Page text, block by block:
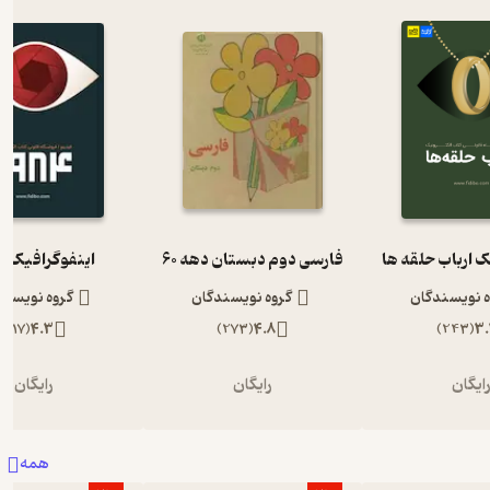
ارباب حلقه ها
نویسندگان
(
243
)
رایگان
فارسی دوم دبستان دهه 60
گروه نویسندگان
4.8
(
273
)
رایگان
اینفوگرافیک 1984
گروه
4.3
(
117
رایگان
همه